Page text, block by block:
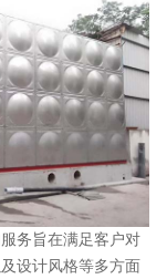
务旨在满足客户对
设计风格等多方面